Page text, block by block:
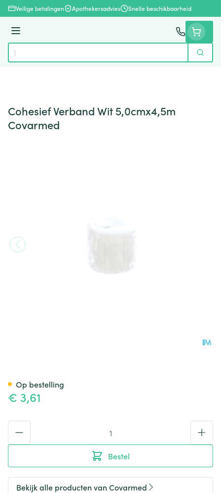
Ga naar de inhoud
Veilige betalingen Apothekersadvies Snelle beschikbaarheid
Menu
Product, merk, categorie...
Zoek
Cohesief Verband Wit 5,0cmx4,5m
Covarmed
€ 3,61
Bestel
Op bestelling
Bekijk alle producten van Covarmed